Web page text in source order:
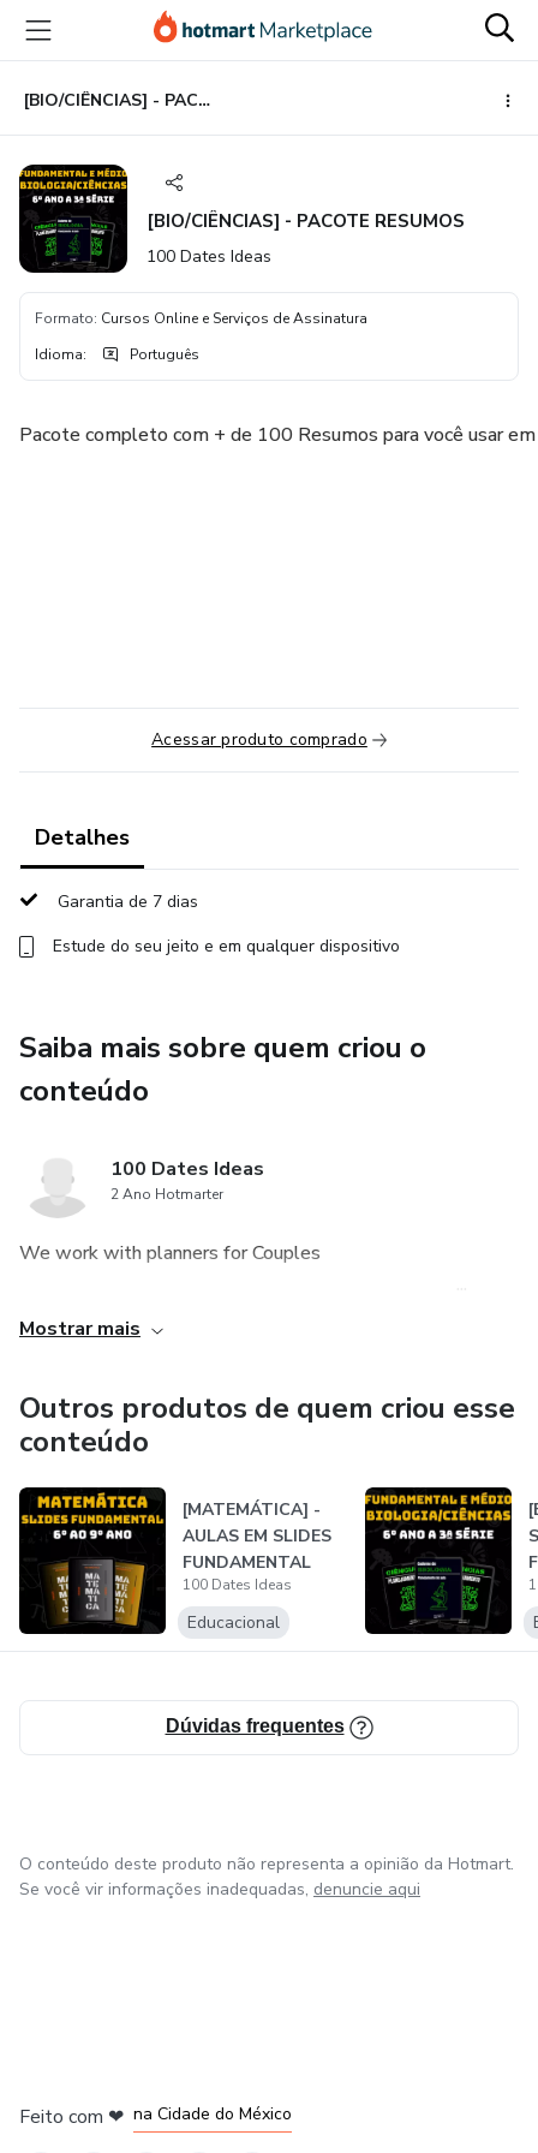
para
conteúdo
principal
para
pagamento
para
rodapé
[BIO/CIÊNCIAS] - PACOTE RESUMOS
[BIO/CIÊNCIAS] - PACOTE RESUMOS
100 Dates Ideas
Formato: Cursos Online e Serviços de Assinatura
Idioma: Português
Pacote completo com + de 100 Resumos para você usar
Acessar produto comprado
Detalhes
Garantia de 7 dias
Estude do seu jeito e em qualquer dispositivo
Saiba mais sobre quem criou o
conteúdo
100 Dates Ideas
2 Ano Hotmarter
We work with planners for Couples ‎ ‎ ‎ ‎ ‎ ‎ ‎ ‎ ‎ ‎ ‎ ‎ ‎ ‎ ‎ ‎ ‎ ‎ ‎ ‎ ‎ ‎ ‎ ‎ ‎ ‎ ‎ ‎ ‎ ‎ ‎ ‎ ‎ ‎ ‎ ‎ ‎ ‎ ‎ ‎ ‎
Mostrar mais
Outros produtos de quem criou esse
conteúdo
[MATEMÁTICA] -
AULAS EM SLIDES
FUNDAMENTAL
100 Dates Ideas
Educacional
Dúvidas frequentes
O conteúdo deste produto não representa a opinião da Hotmart.
Se você vir informações inadequadas, denuncie aqui
Feito com ❤ na Cidade do México